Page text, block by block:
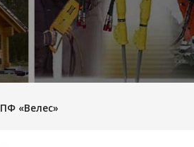
ПФ «Велес»